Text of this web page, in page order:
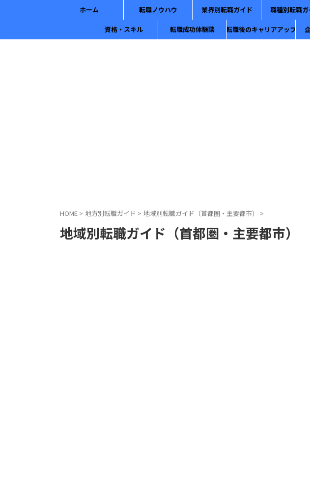
ホーム 転職ノウハウ 業界別転職ガイド 職種別転職ガ
資格・スキル 転職成功体験談 転職後のキャリアアップ
HOME > 地方別転職ガイド > 地域別転職ガイド（首都圏・主要都市） >
地域別転職ガイド（首都圏・主要都市）